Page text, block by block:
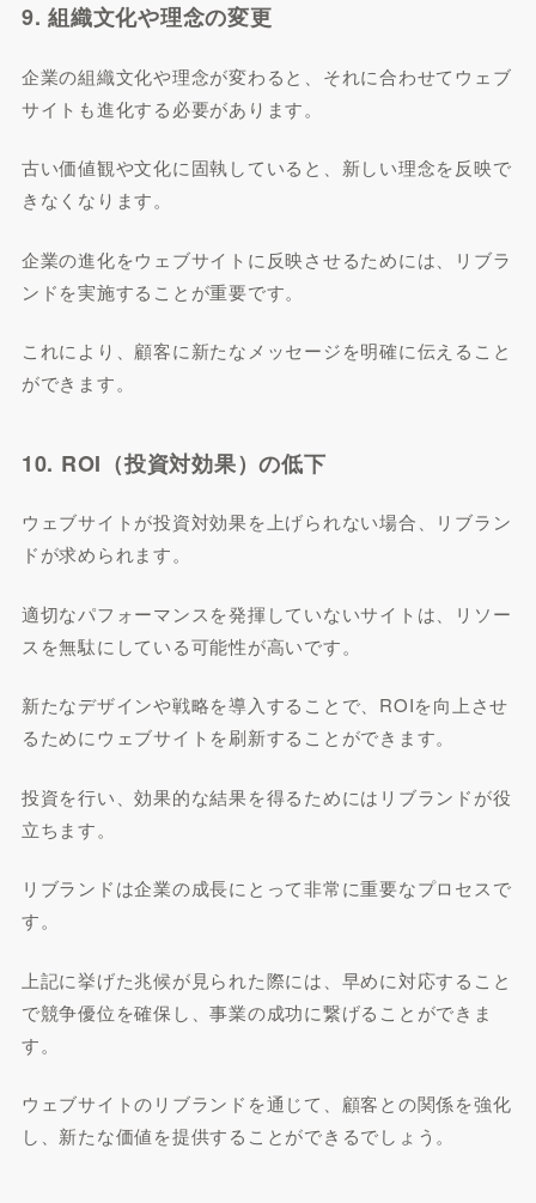
9. 組織文化や理念の変更
企業の組織文化や理念が変わると、それに合わせてウェブ
サイトも進化する必要があります。
古い価値観や文化に固執していると、新しい理念を反映で
きなくなります。
企業の進化をウェブサイトに反映させるためには、リブラ
ンドを実施することが重要です。
これにより、顧客に新たなメッセージを明確に伝えること
ができます。
10. ROI（投資対効果）の低下
ウェブサイトが投資対効果を上げられない場合、リブラン
ドが求められます。
適切なパフォーマンスを発揮していないサイトは、リソー
スを無駄にしている可能性が高いです。
新たなデザインや戦略を導入することで、ROIを向上させ
るためにウェブサイトを刷新することができます。
投資を行い、効果的な結果を得るためにはリブランドが役
立ちます。
リブランドは企業の成長にとって非常に重要なプロセスで
す。
上記に挙げた兆候が見られた際には、早めに対応すること
で競争優位を確保し、事業の成功に繋げることができま
す。
ウェブサイトのリブランドを通じて、顧客との関係を強化
し、新たな価値を提供することができるでしょう。